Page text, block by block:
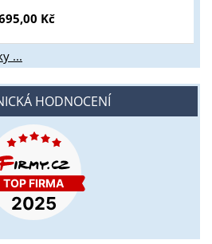
Kč
...
HODNOCENÍ